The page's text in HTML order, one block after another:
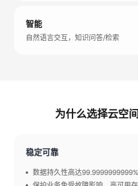
智能
自然语言交互，知识问答/检索
为什么选择云空
稳定可靠
数据持久性高达99.9999999999%